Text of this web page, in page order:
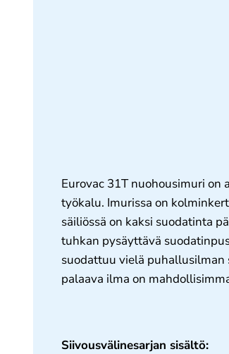
Eurovac 31T nuohousimuri
työkalu. Imurissa on
säiliössä on kaksi suodatinta
tuhkan pysäyttävä
suodattuu vielä
palaava ilma on
Siivousvälinesarjan sisältö: